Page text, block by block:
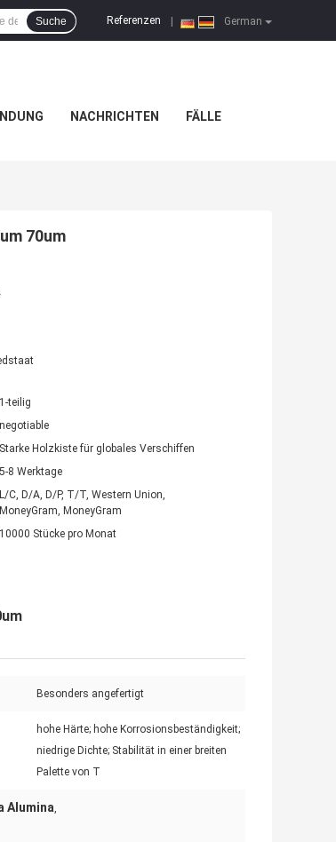
German
Referenzen
Suche
NACHRICHTEN FÄLLE
70um
1-teilig
negotiable
Starke Holzkiste für globales Verschiffen
5-8 Werktage
L/C, D/A, D/P, T/T, Western Union,
MoneyGram, MoneyGram
10000 Stücke pro Monat
Besonders angefertigt
hohe Härte; hohe Korrosionsbeständigkeit;
niedrige Dichte; Stabilität in einer breiten
Palette von T
Alumina,